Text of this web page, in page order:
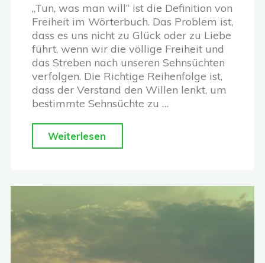
„Tun, was man will“ ist die Definition von
Freiheit im Wörterbuch. Das Problem ist,
dass es uns nicht zu Glück oder zu Liebe
führt, wenn wir die völlige Freiheit und
das Streben nach unseren Sehnsüchten
verfolgen. Die Richtige Reihenfolge ist,
dass der Verstand den Willen lenkt, um
bestimmte Sehnsüchte zu …
Weiterlesen
von